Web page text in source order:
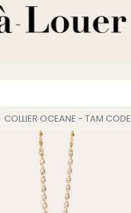
COLLIER OCEANE - TAM CODE